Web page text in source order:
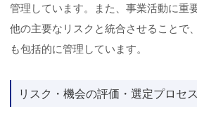
管理しています。また、事業活動に重
他の主要なリスクと統合させることで
も包括的に管理しています。
リスク・機会の評価・選定プロセス